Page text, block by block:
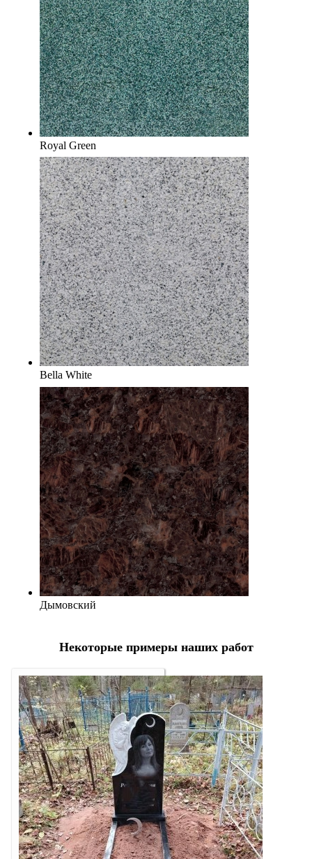
Royal Green
Bella White
Дымовский
Некоторые примеры наших работ